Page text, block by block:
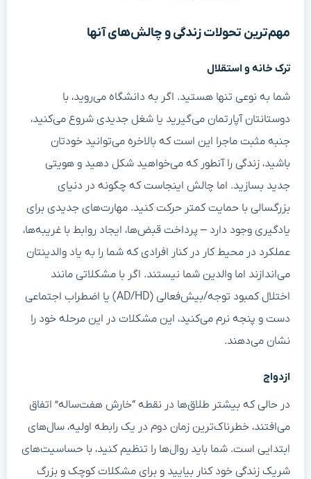
مهم‌ترین تحولات زندگی و چالش‌های آنها
ترک خانه و استقلال
شما به نوعی تنها هستید. اگر به دانشگاه می‌روید، با
دوستانتان آپارتمان می‌گیرید یا شغل جدیدی شروع می‌کنید،
جنبه مثبت ماجرا این است که بالاخره می‌توانید خودتان
باشید، زندگی را آنطور که می‌خواهید شکل دهید و هویتی
جدید بسازید. اما چالش اینجاست که چگونه در دنیای
بزرگسالی با حمایت کمتر حرکت کنید. مهارت‌های جدیدی برای
یادگیری وجود دارد – پرداخت قبض‌ها، ایجاد روابط با غریبه‌ها،
عملکرد در محیط کار در کنار افرادی که شما را به یاد والدینتان
می‌اندازند اما والدین شما نیستند. اگر با مشکلاتی مانند
اختلال کمبود توجه/بیش‌فعالی (AD/HD) یا اضطراب اجتماعی
دست و پنجه نرم می‌کنید، این مشکلات در این مرحله خود را
نشان می‌دهند.
ازدواج
در حالی که بیشتر طلاق‌ها در نقطه “خارش هفت‌ساله” اتفاق
می‌افتند، خطرناک‌ترین زمان دوم در یک رابطه اولیه، سال‌های
ابتدایی است. شما باید روال‌ها را تنظیم کنید، با حساسیت‌های
شریک زندگی خود کنار بیایید و برای مشکلات کوچک و بزرگ